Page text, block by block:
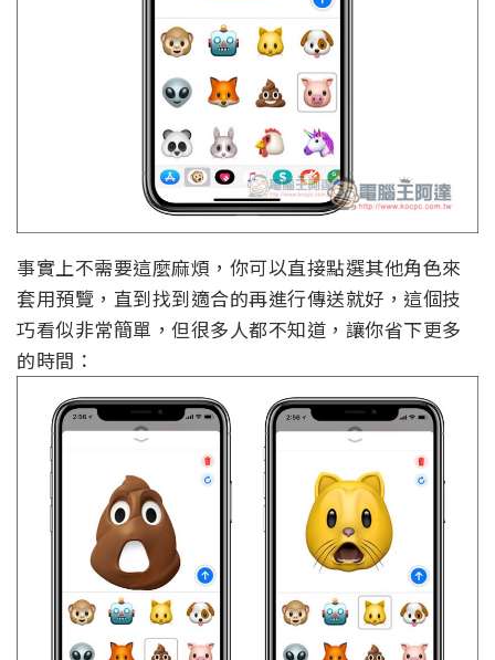
事實上不需要這麼麻煩，你可以直接點選其他角色來
套用預覽，直到找到適合的再進行傳送就好，這個技
巧看似非常簡單，但很多人都不知道，讓你省下更多
的時間：